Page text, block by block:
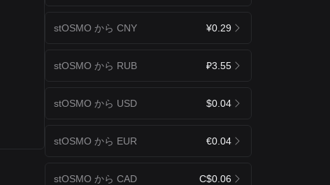
stOSMO から CNY ¥0.29
stOSMO から RUB ₽3.55
stOSMO から USD $0.04
stOSMO から EUR €0.04
stOSMO から CAD C$0.06